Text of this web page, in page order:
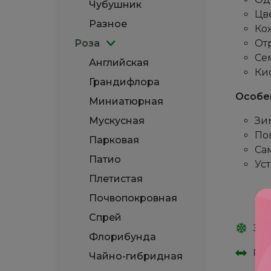
Чубушник
Разное
Роза
Английская
Грандифлора
Миниатюрная
Мускусная
Парковая
Патио
Плетистая
Почвопокровная
Спрей
Флорибунда
Чайно-гибридная